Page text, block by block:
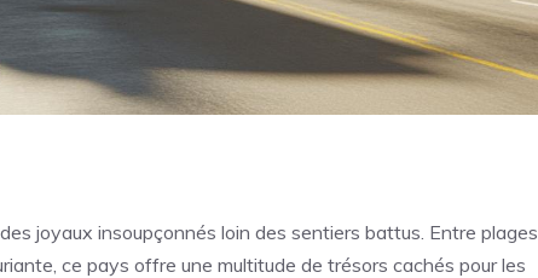
joyaux insoupçonnés loin des sentiers battus. Entre plages
ce pays offre une multitude de trésors cachés pour les